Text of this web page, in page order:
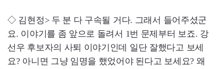
◇ 김현정> 두 분 다 구속될 거다. 그래서 들어주셨군
요. 이야기를 좀 앞으로 돌려서 1번 문제부터 보죠. 강
선우 후보자의 사퇴 이야기인데 일단 잘했다고 보세
요? 아니면 그냥 임명을 했었어야 된다고 보세요? 왜